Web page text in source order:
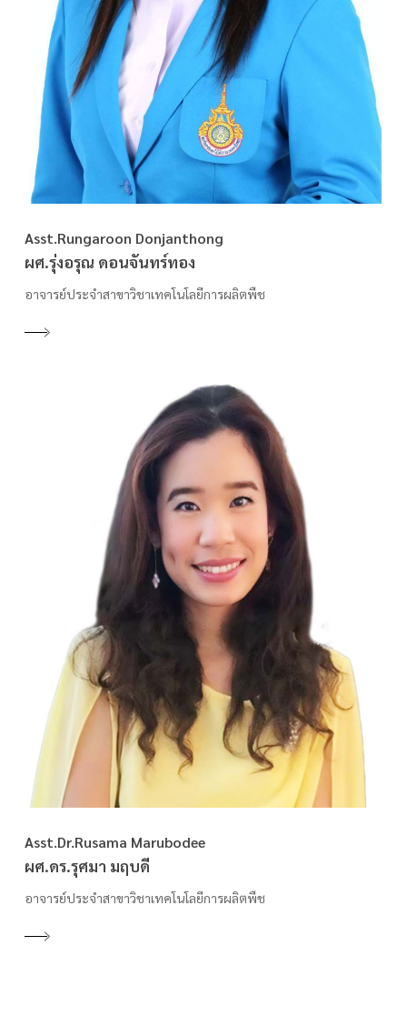
Asst.Rungaroon Donjanthong
ผศ.รุ่งอรุณ ดอนจันทร์ทอง
อาจารย์ประจำสาขาวิชาเทคโนโลยีการผลิตพืช
Asst.Dr.Rusama Marubodee
ผศ.ดร.รุศมา มฤบดี
อาจารย์ประจำสาขาวิชาเทคโนโลยีการผลิตพืช